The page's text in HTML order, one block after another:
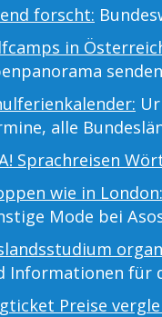
forscht:
in
alle
Sprachreisen
wie in London:
Mode bei
Informationen für
Preise